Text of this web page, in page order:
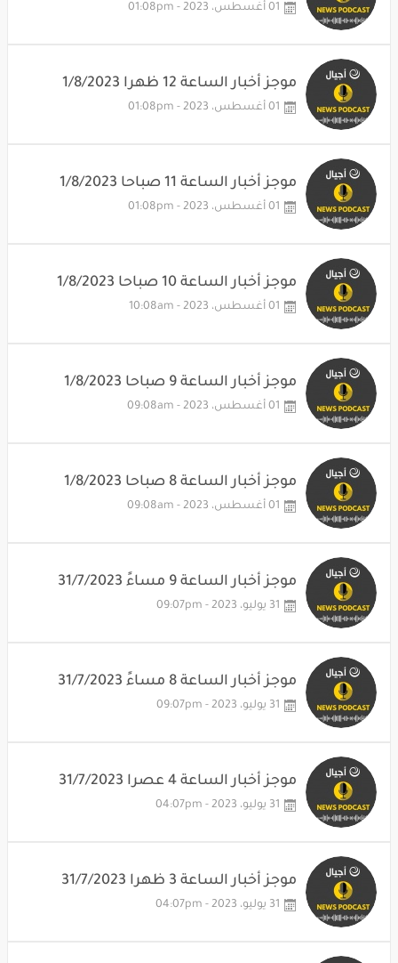
01 أغسطس، 2023 - 01:08pm
موجز أخبار الساعة 12 ظهرا 1/8/2023
01 أغسطس، 2023 - 01:08pm
موجز أخبار الساعة 11 صباحا 1/8/2023
01 أغسطس، 2023 - 01:08pm
موجز أخبار الساعة 10 صباحا 1/8/2023
01 أغسطس، 2023 - 10:08am
موجز أخبار الساعة 9 صباحا 1/8/2023
01 أغسطس، 2023 - 09:08am
موجز أخبار الساعة 8 صباحا 1/8/2023
01 أغسطس، 2023 - 09:08am
موجز أخبار الساعة 9 مساءً 31/7/2023
31 يوليو، 2023 - 09:07pm
موجز أخبار الساعة 8 مساءً 31/7/2023
31 يوليو، 2023 - 09:07pm
موجز أخبار الساعة 4 عصرا 31/7/2023
31 يوليو، 2023 - 04:07pm
موجز أخبار الساعة 3 ظهرا 31/7/2023
31 يوليو، 2023 - 04:07pm